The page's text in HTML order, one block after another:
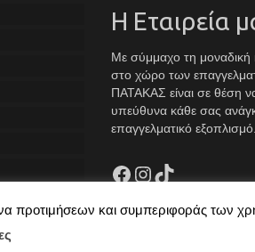
Η Εταιρεία
Με σύμμαχο τη μοναδική
στο χώρο των
ΠΑΤΑΚΑΣ είναι σε θέση
υπεύθυνα κάθε σας
επαγγελματικό εξοπλισμό.
Facebook
Instagram
TikTok
προτιμήσεων και συμπεριφοράς των